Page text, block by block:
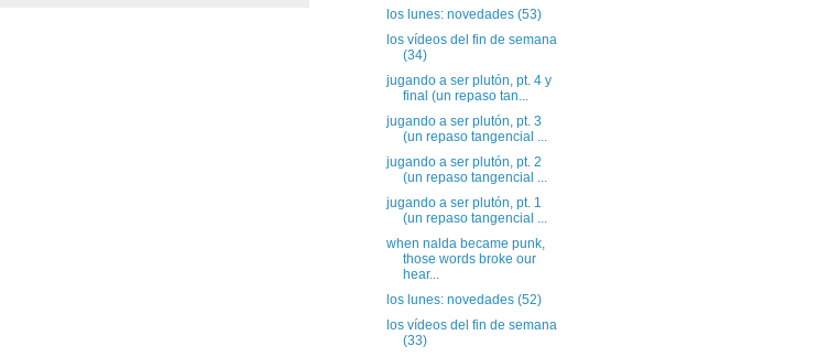
los lunes: novedades (53)
los vídeos del fin de semana
(34)
jugando a ser plutón, pt. 4 y
final (un repaso tan...
jugando a ser plutón, pt. 3
(un repaso tangencial ...
jugando a ser plutón, pt. 2
(un repaso tangencial ...
jugando a ser plutón, pt. 1
(un repaso tangencial ...
when nalda became punk,
those words broke our
hear...
los lunes: novedades (52)
los vídeos del fin de semana
(33)